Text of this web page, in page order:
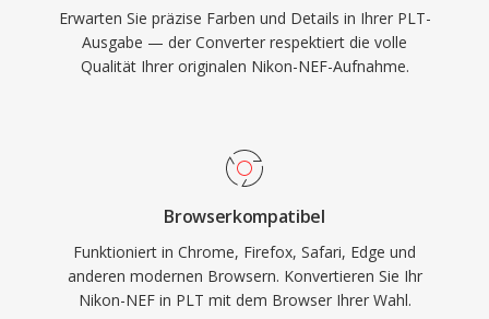
Erwarten Sie präzise Farben und Details in Ihrer PLT-
Ausgabe — der Converter respektiert die volle
Qualität Ihrer originalen Nikon-NEF-Aufnahme.
Browserkompatibel
Funktioniert in Chrome, Firefox, Safari, Edge und
anderen modernen Browsern. Konvertieren Sie Ihr
Nikon-NEF in PLT mit dem Browser Ihrer Wahl.